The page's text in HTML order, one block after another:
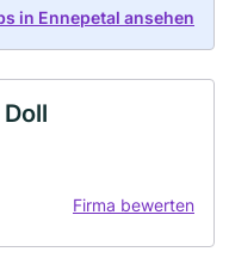
in Ennepetal ansehen
Firma bewerten